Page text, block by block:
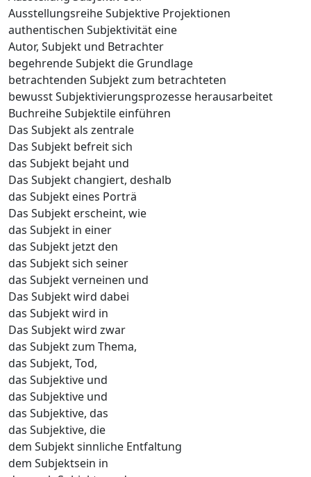
Ausstellungsreihe Subjektive Projektionen
authentischen Subjektivität eine
Autor, Subjekt und Betrachter
begehrende Subjekt die Grundlage
betrachtenden Subjekt zum betrachteten
bewusst Subjektivierungsprozesse herausarbeitet
Buchreihe Subjektile einführen
Das Subjekt als zentrale
Das Subjekt befreit sich
das Subjekt bejaht und
Das Subjekt changiert, deshalb
das Subjekt eines Porträ
Das Subjekt erscheint, wie
das Subjekt in einer
das Subjekt jetzt den
das Subjekt sich seiner
das Subjekt verneinen und
Das Subjekt wird dabei
das Subjekt wird in
Das Subjekt wird zwar
das Subjekt zum Thema,
das Subjekt, Tod,
das Subjektive und
das Subjektive und
das Subjektive, das
das Subjektive, die
dem Subjekt sinnliche Entfaltung
dem Subjektsein in